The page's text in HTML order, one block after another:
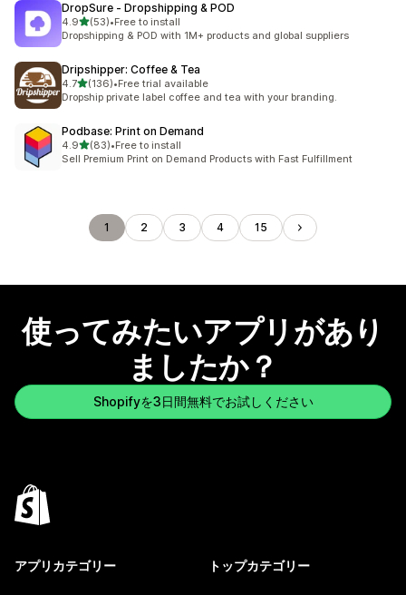
DropSure ‑ Dropshipping & POD
4.95つ星中
(53)
合計レビュー数：53件
•Free to install
Dropshipping & POD with 1M+ products and global suppliers
Dripshipper: Coffee & Tea
4.75つ星中
(136)
合計レビュー数：136件
•Free trial available
Dropship private label coffee and tea with your branding.
Podbase: Print on Demand
4.95つ星中
(83)
合計レビュー数：83件
•Free to install
Sell Premium Print on Demand Products with Fast Fulfillment
1 2 3 4 15
使ってみたいアプリがあり
ましたか？
Shopifyを3日間無料でお試しください
アプリカテゴリー トップカテゴリー